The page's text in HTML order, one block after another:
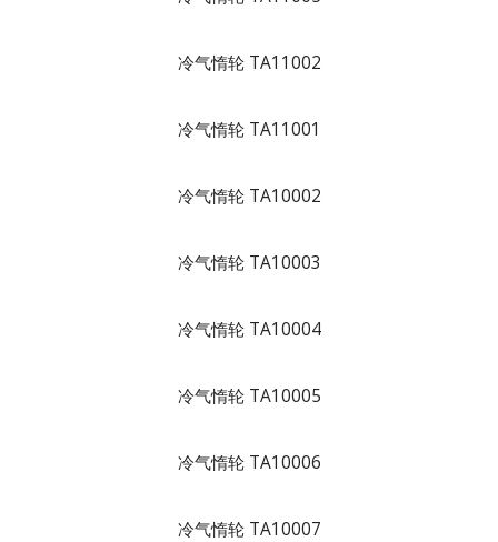
冷气惰轮 TA11002
冷气惰轮 TA11001
冷气惰轮 TA10002
冷气惰轮 TA10003
冷气惰轮 TA10004
冷气惰轮 TA10005
冷气惰轮 TA10006
冷气惰轮 TA10007